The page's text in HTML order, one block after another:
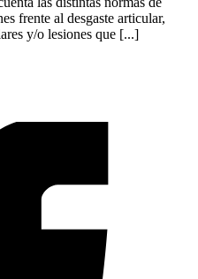
frente al desgaste articular,
y/o lesiones que [...]